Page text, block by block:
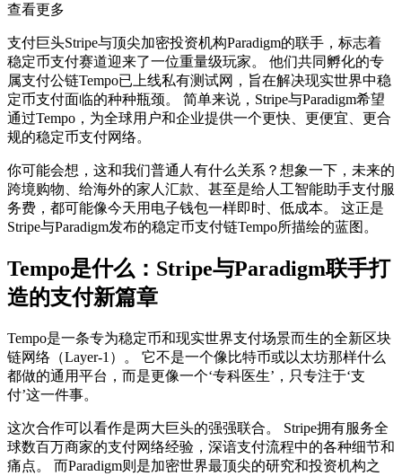
查看更多
支付巨头Stripe与顶尖加密投资机构Paradigm的联手，标志着
稳定币支付赛道迎来了一位重量级玩家。 他们共同孵化的专
属支付公链Tempo已上线私有测试网，旨在解决现实世界中稳
定币支付面临的种种瓶颈。 简单来说，Stripe与Paradigm希望
通过Tempo，为全球用户和企业提供一个更快、更便宜、更合
规的稳定币支付网络。
你可能会想，这和我们普通人有什么关系？想象一下，未来的
跨境购物、给海外的家人汇款、甚至是给人工智能助手支付服
务费，都可能像今天用电子钱包一样即时、低成本。 这正是
Stripe与Paradigm发布的稳定币支付链Tempo所描绘的蓝图。
Tempo是什么：Stripe与Paradigm联手打
造的支付新篇章
Tempo是一条专为稳定币和现实世界支付场景而生的全新区块
链网络（Layer-1）。 它不是一个像比特币或以太坊那样什么
都做的通用平台，而是更像一个‘专科医生’，只专注于‘支
付’这一件事。
这次合作可以看作是两大巨头的强强联合。 Stripe拥有服务全
球数百万商家的支付网络经验，深谙支付流程中的各种细节和
痛点。 而Paradigm则是加密世界最顶尖的研究和投资机构之